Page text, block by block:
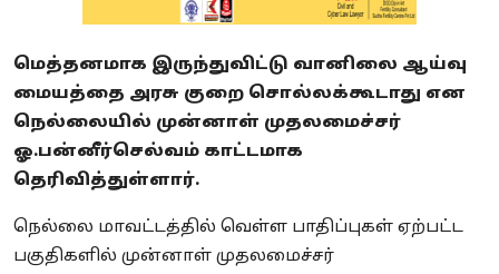
மெத்தனமாக இருந்துவிட்டு வானிலை ஆய்வு
மையத்தை அரசு குறை சொல்லக்கூடாது என
நெல்லையில் முன்னாள் முதலமைச்சர்
ஓ.பன்னீர்செல்வம் காட்டமாக
தெரிவித்துள்ளார்.
நெல்லை மாவட்டத்தில் வெள்ள பாதிப்புகள் ஏற்பட்ட
பகுதிகளில் முன்னாள் முதலமைச்சர்